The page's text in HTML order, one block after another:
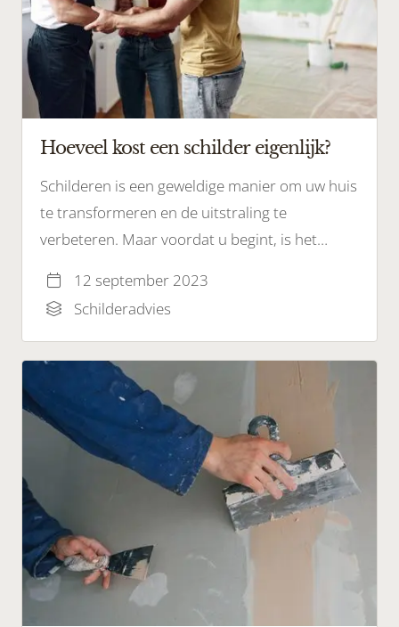
Hoeveel kost een schilder eigenlijk?
Schilderen is een geweldige manier om uw huis
te transformeren en de uitstraling te
verbeteren. Maar voordat u begint, is het
schilderwerk zijn.
12 september 2023
Schilderadvies